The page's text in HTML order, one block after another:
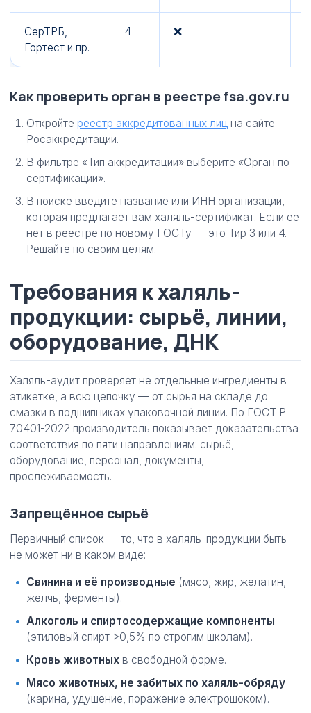
СерТРБ,
Гортест и пр.
4 ❌
Как проверить орган в реестре fsa.gov.ru
Откройте реестр аккредитованных лиц на сайте
Росаккредитации.
В фильтре «Тип аккредитации» выберите «Орган по
сертификации».
В поиске введите название или ИНН организации,
которая предлагает вам халяль-сертификат. Если её
нет в реестре по новому ГОСТу — это Тир 3 или 4.
Решайте по своим целям.
Требования к халяль-
продукции: сырьё, линии,
оборудование, ДНК
Халяль-аудит проверяет не отдельные ингредиенты в
этикетке, а всю цепочку — от сырья на складе до
смазки в подшипниках упаковочной линии. По ГОСТ Р
70401-2022 производитель показывает доказательства
соответствия по пяти направлениям: сырьё,
оборудование, персонал, документы,
прослеживаемость.
Запрещённое сырьё
Первичный список — то, что в халяль-продукции быть
не может ни в каком виде:
Свинина и её производные (мясо, жир, желатин,
желчь, ферменты).
Алкоголь и спиртосодержащие компоненты
(этиловый спирт >0,5% по строгим школам).
Кровь животных в свободной форме.
Мясо животных, не забитых по халяль-обряду
(карина, удушение, поражение электрошоком).